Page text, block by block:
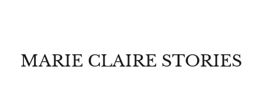
MARIE CLAIRE STORIES